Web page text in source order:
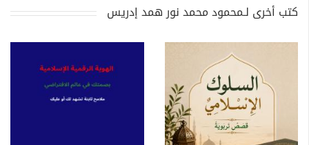
كتب أخرى لـمحمود محمد نور همد إدريس